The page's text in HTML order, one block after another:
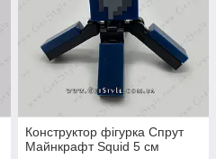
Конструктор фігурка Спрут
Майнкрафт Squid 5 см